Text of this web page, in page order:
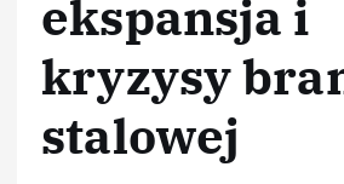
ekspansja i
kryzysy
stalowej